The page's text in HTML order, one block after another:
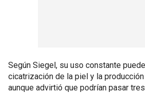
Según Siegel, su uso constante
cicatrización de la piel y la
aunque advirtió que podrían pasar